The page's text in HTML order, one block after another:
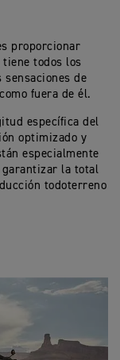
proporcionar
todos los
de
fuera de él.
específica del
optimizado y
especialmente
garantizar la total
todoterreno